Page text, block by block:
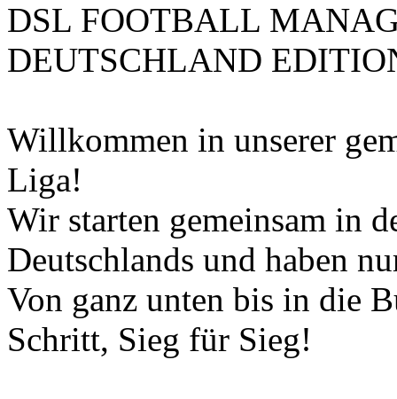
DSL FOOTBALL
DEUTSCHLAND
Willkommen in unserer
Liga!
Wir starten gemeinsam in
Deutschlands und haben
Von ganz unten bis in die
Schritt, Sieg für Sieg!